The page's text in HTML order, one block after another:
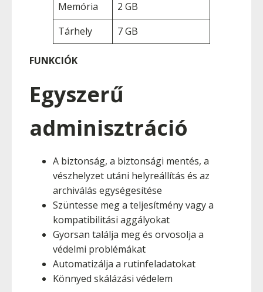
Memória
2 GB
Tárhely
7 GB
FUNKCIÓK
Egyszerű
adminisztráció
A biztonság, a biztonsági mentés, a
vészhelyzet utáni helyreállítás és az
archiválás egységesítése
Szüntesse meg a teljesítmény vagy a
kompatibilitási aggályokat
Gyorsan találja meg és orvosolja a
védelmi problémákat
Automatizálja a rutinfeladatokat
Könnyed skálázási védelem